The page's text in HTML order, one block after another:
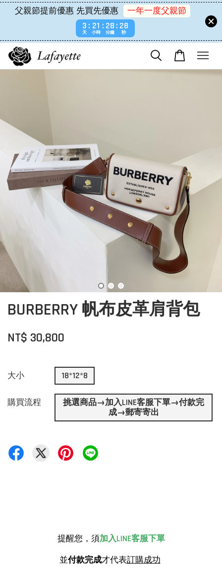
父親節提前優惠 先買先優惠
一年一度父親節
3
天
21
小時
28
分鐘
28
秒
BURBERRY 帆布皮革肩背包
NT$ 30,800
大小 18*12*8
購買流程
挑選商品→加入LINE客服下單→付款完
成→郵寄寄出
提醒您，須加入LINE客服下單
並付款完成才代表訂購成功